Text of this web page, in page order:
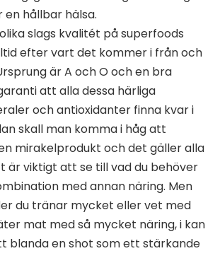
hållbar hälsa.
slags kvalitét på superfoods
efter vart det kommer i från och
är A och O och en bra
att alla dessa härliga
och antioxidanter finna kvar i
skall man komma i håg att
mirakelprodukt och det gäller alla
är viktigt att se till vad du behöver
med annan näring. Men
du tränar mycket eller vet med
mat med så mycket näring, i kan
blanda en shot som ett stärkande